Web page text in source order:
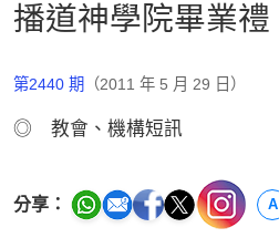
播道神學院畢業禮
第2440 期 （2011 年 5 月 29 日）
◎ 教會、機構短訊
分享： A